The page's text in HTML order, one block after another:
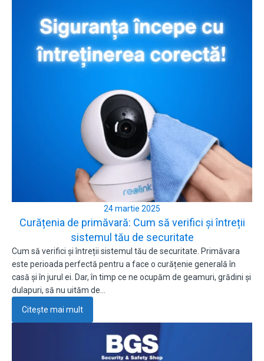
24 martie 2025
Curățenia de primăvară: Cum să verifici și întreții
sistemul tău de securitate
Cum să verifici și întreții sistemul tău de securitate. Primăvara
este perioada perfectă pentru a face o curățenie generală în
casă și în jurul ei. Dar, în timp ce ne ocupăm de geamuri, grădini și
dulapuri, să nu uităm de…
Citește mai mult